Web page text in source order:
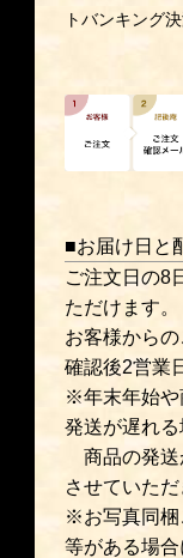
トバンキング
■お届け日と
ご注文日の8
ただけます。
お客様から
確認後2営業
※年末年始や
発送が遅れる
商品の発送
させていただ
※お写真同梱
等がある場